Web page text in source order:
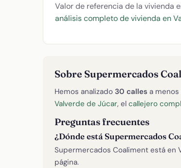
Valor de referencia de la vivienda
análisis completo de vivienda en
Sobre Supermercados
Hemos analizado 30 calles a
Valverde de Júcar, el callejero
Preguntas frecuentes
¿Dónde está Supermercados
Supermercados Coaliment está en
página.